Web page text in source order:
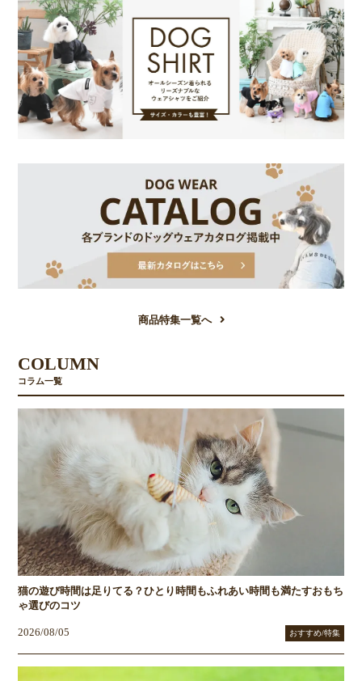
商品特集一覧へ
COLUMN
コラム一覧
猫の遊び時間は足りてる？ひとり時間もふれあい時間も満たすおもち
ゃ選びのコツ
2026/08/05 おすすめ/特集